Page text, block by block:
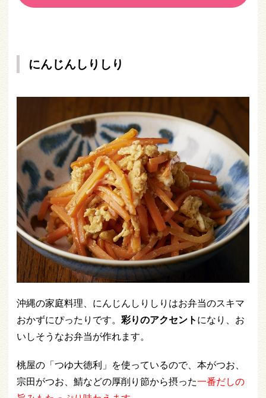
にんじんしりしり
沖縄の家庭料理、にんじんしりしりはお弁当のスキマ
おかずにぴったりです。 彩りのアクセントになり、お
いしそうなお弁当が作れます。
桃屋の「つゆ大徳利」を使っているので、本がつお、
宗田がつお、鯖などの厚削り節から摂った一番だしの